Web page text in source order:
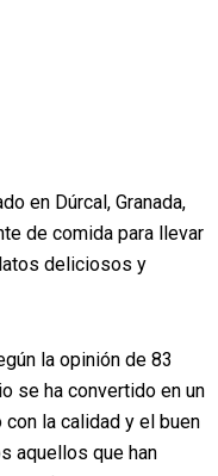
en Dúrcal, Granada,
de comida para llevar
deliciosos y
la opinión de 83
se ha convertido en un
la calidad y el buen
aquellos que han